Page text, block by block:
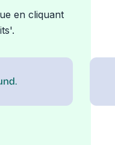
en cliquant